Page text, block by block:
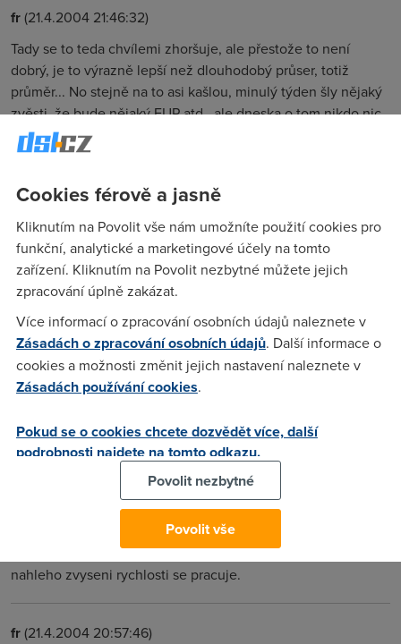
fr(21.4.2004 21:46:32)
Tady se to teda chvílemi zhoršuje, ale přestože to není
dobrý, je to výrazně lepší než dlouhodobý průser, totiž
průměr... No stejně na to asi kašlou, minulý týden šly nějaký
zvěsti, že bude nějaký FUP atd., ale dneska o tom nikdo nic
na hotlajně GTS neví. No uvidíme, všeho do času, jen co mi
vyprší smlouva s těma darebákama, uleví se mi
Kdyz jsem jim tam volal, ze je to pomaly, tak mi rekli, ze to
sice zrychlit nemuzou /telecom atd../, ale ze mam podat
reklamaci a budu financne kompenzovan? Tak jim poslu
Anonym(21.4.2004 22:08:27)
Jo? finanční kompenzace? Tak to tam schválně zavolám. Taky
bych zaplatil za něco co by normálně fungovalo bez pocitu,
že ze mě někdo dělá hejla.
(21.4.2004 20:52:50)
Zadame Vas o pochopeni o problemu vime a na oprave
nahleho zvyseni rychlosti se pracuje.
fr(21.4.2004 20:57:46)
Cookies férově a jasně
Kliknutím na Povolit vše nám umožníte použití cookies pro
funkční, analytické a marketingové účely na tomto
zařízení. Kliknutím na Povolit nezbytné můžete jejich
zpracování úplně zakázat.
Více informací o zpracování osobních údajů naleznete v
Zásadách o zpracování osobních údajů. Další informace o
cookies a možnosti změnit jejich nastavení naleznete v
Zásadách používání cookies.
Pokud se o cookies chcete dozvědět více, další
podrobnosti najdete na tomto odkazu.
Povolit nezbytné
Povolit vše